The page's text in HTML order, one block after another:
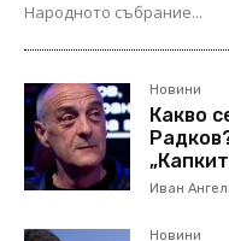
Народното събрание...
Новини
Какво
Иван
Новини